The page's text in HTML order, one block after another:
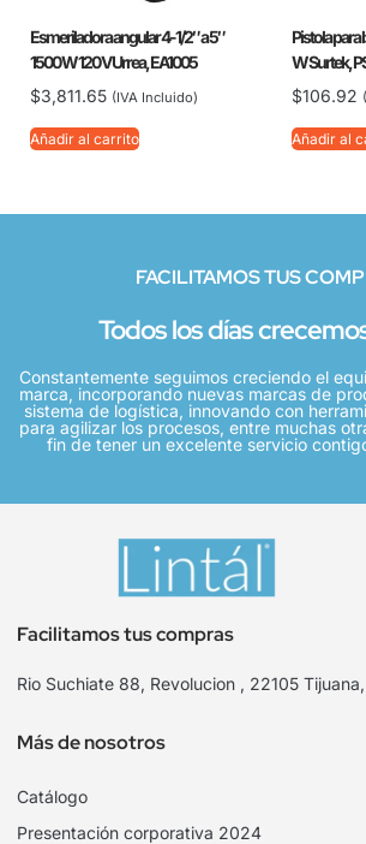
Esmeriladora angular 4-1/2″ a 5″
1500 W 120 V Urrea, EA1005
$3,811.65 (IVA Incluido)
Añadir al carrito
Pistola para
W Surtek,
$106.92
Añadir al
FACILITAMOS TUS
Todos los días
Constantemente seguimos creciendo el
marca, incorporando nuevas marcas de
sistema de logística, innovando con
para agilizar los procesos, entre muchas
fin de tener un excelente servicio
Facilitamos tus compras
Rio Suchiate 88, Revolucion , 22105 Tijuana,
Más de nosotros
Catálogo
Presentación corporativa 2024